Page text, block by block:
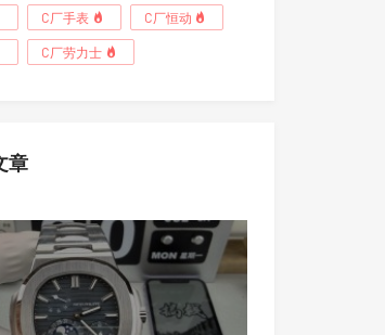
C厂手表 C厂恒动
C厂劳力士
章